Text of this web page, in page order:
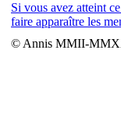
Si vous avez atteint
faire apparaître les
© Annis MMII-